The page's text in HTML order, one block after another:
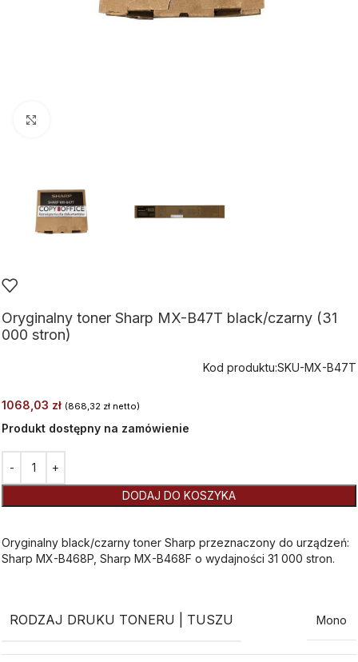
Oryginalny toner Sharp MX-B47T black/czarny (31
000 stron)
Kod produktu:SKU-MX-B47T
1068,03 zł (868,32 zł netto)
Produkt dostępny na zamówienie
DODAJ DO KOSZYKA
Oryginalny black/czarny toner Sharp przeznaczony do urządzeń:
Sharp MX-B468P, Sharp MX-B468F o wydajności 31 000 stron.
RODZAJ DRUKU TONERU | TUSZU Mono